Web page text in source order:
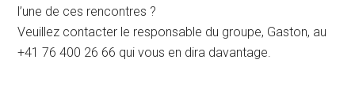
l’une de ces rencontres ?
Veuillez contacter le responsable du groupe, Gaston, au
+41 76 400 26 66 qui vous en dira davantage.